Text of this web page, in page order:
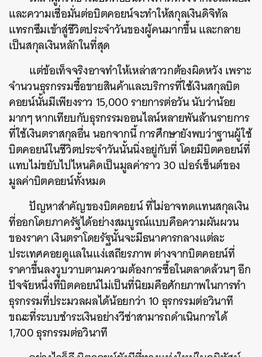
และความเชื่อมั่นต่อบิตคอยน์จะทำให้สกุลเงินดิจิทัล
แทรกซึมเข้าสู่ชีวิตประจำวันของผู้คนมากขึ้น และกลาย
เป็นสกุลเงินหลักในที่สุด
แต่ข้อเท็จจริงอาจทำให้เหล่าสาวกต้องผิดหวัง เพราะ
จำนวนธุรกรรมซื้อขายสินค้าและบริการที่ใช้เงินสกุลบิต
คอยน์นั้นมีเพียงราว 15,000 รายการต่อวัน นับว่าน้อย
มากๆ หากเทียบกับธุรกรรมออนไลน์หลายพันล้านรายการ
ที่ใช้เงินตราสกุลอื่น นอกจากนี้ การศึกษายังพบว่าฐานผู้ใช้
บิตคอยน์ในชีวิตประจำวันนั้นนิ่งอยู่กับที่ โดยมีบิตคอยน์ที่
แทบไม่ขยับไปไหนคิดเป็นมูลค่าราว 30 เปอร์เซ็นต์ของ
มูลค่าบิตคอยน์ทั้งหมด
ปัญหาสำคัญของบิตคอยน์ ที่ไม่อาจทดแทนสกุลเงิน
ที่ออกโดยภาครัฐได้อย่างสมบูรณ์แบบคือความผันผวน
ของราคา เงินตราโดยรัฐนั้นจะมีธนาคารกลางแต่ละ
ประเทศคอยดูแลในแง่เสถียรภาพ ต่างจากบิตคอยน์ที่
ราคาขึ้นลงวูบวาบตามความต้องการซื้อในตลาดล้วนๆ อีก
ปัจจัยหนึ่งที่บิตคอยน์ไม่เป็นที่นิยมคือศักยภาพในการทำ
ธุรกรรมที่ประมวลผลได้น้อยกว่า 10 ธุรกรรมต่อวินาที
ขณะที่ระบบชำระเงินอย่างวีซ่าสามารถดำเนินการได้
1,700 ธุรกรรมต่อวินาที